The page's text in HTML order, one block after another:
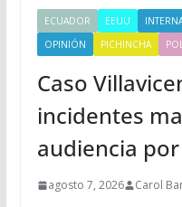
ECUADOR EEUU
OPINIÓN
PICHINCHA
Caso
incidentes
audiencia
agosto 7, 2026 Carol